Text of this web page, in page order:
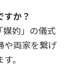
すか？
媒妁」の儀式
や両家を繋げ
。